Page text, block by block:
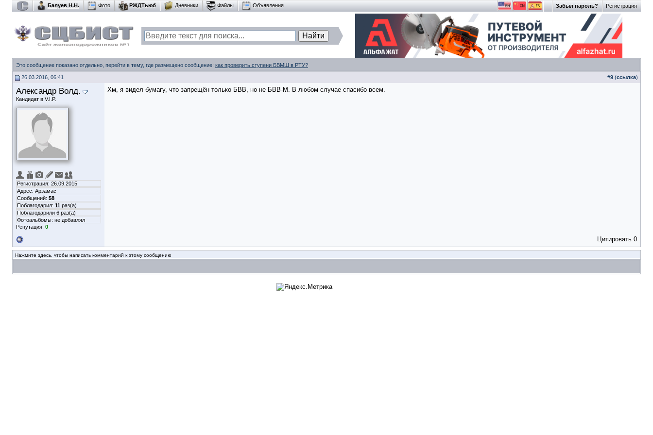
Регистрация
Забыл пароль?
Балуев Н.Н. Фото РЖДТьюб Дневники Файлы Объявления
Это сообщение показано отдельно, перейти в тему, где размещено сообщение: как проверить ступени БВМШ в РТУ?
26.03.2016, 06:41 #9 (ссылка)
Александр Волд.
Кандидат в V.I.P.
Регистрация: 26.09.2015
Адрес: Арзамас
Сообщений: 58
Поблагодарил: 11 раз(а)
Поблагодарили 6 раз(а)
Фотоальбомы: не добавлял
Репутация: 0
Хм, я видел бумагу, что запрещён только БВВ, но не БВВ-М. В любом случае спасибо всем.
Цитировать 0
Нажмите здесь, чтобы написать комментарий к этому сообщению